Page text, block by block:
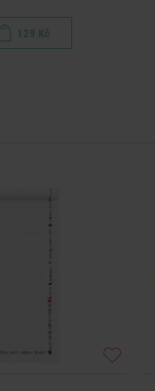
129 Kč